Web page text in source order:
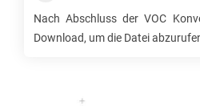
Nach Abschluss derVOC
Download, um die Datei